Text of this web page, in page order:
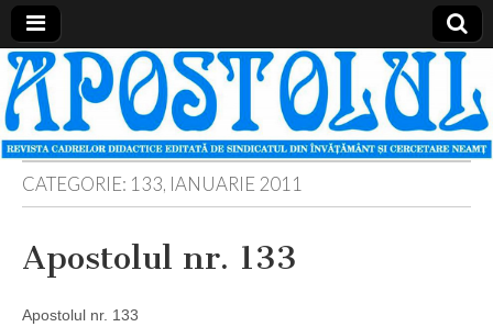
Apostolul
Revista
cadrelor
didactice
din
judetul
Neamt
CATEGORIE: 133, IANUARIE 2011
Apostolul nr. 133
Apostolul nr. 133